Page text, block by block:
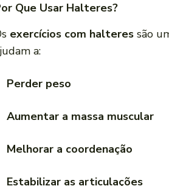
Que Usar Halteres?
exercícios com halteres são
a:
Perder peso
Aumentar a massa muscular
Melhorar a coordenação
Estabilizar as articulações